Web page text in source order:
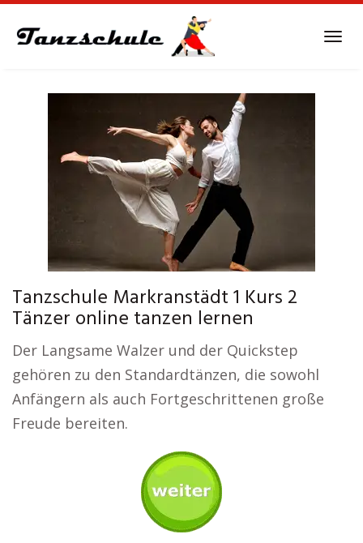
Tanzschule Markranstädt 1 Kurs 2
Tänzer online tanzen lernen
Der Langsame Walzer und der Quickstep
gehören zu den Standardtänzen, die sowohl
Anfängern als auch Fortgeschrittenen große
Freude bereiten.